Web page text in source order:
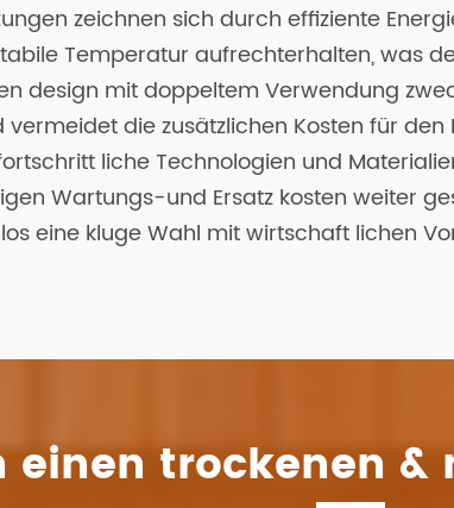
zeichnen sich durch effiziente
Temperatur aufrechterhalten, was
design mit doppeltem Verwendung
die zusätzlichen Kosten für
liche Technologien und
Wartungs-und Ersatz kosten weiter
eine kluge Wahl mit wirtschaft lichen
trockenen &